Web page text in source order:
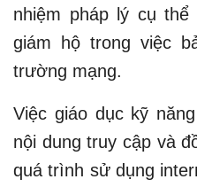
nhiệm pháp lý cụ
giám hộ trong việc
trường mạng.
Việc giáo dục kỹ
nội dung truy cập và
quá trình sử dụng